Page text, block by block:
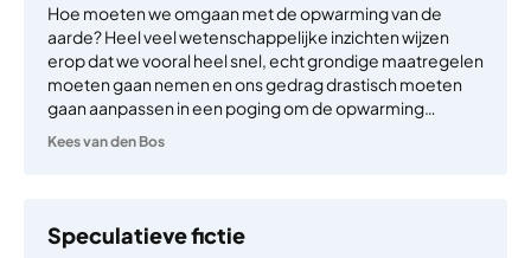
Hoe moeten we omgaan met de opwarming van de
aarde? Heel veel wetenschappelijke inzichten wijzen
erop dat we vooral heel snel, echt grondige maatregelen
moeten gaan nemen en ons gedrag drastisch moeten
gaan aanpassen in een poging om de opwarming…
Kees van den Bos
Speculatieve fictie